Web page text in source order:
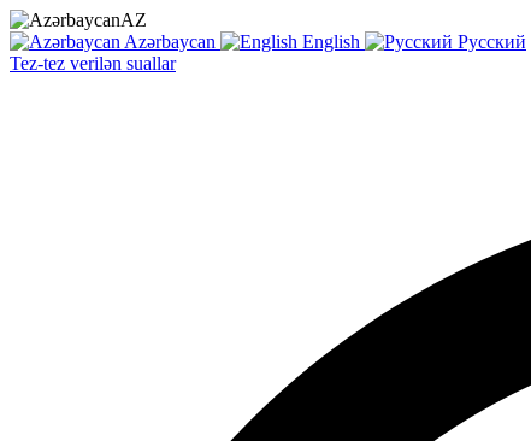
AZ
Azərbaycan
English
Русский
Tez-tez verilən suallar